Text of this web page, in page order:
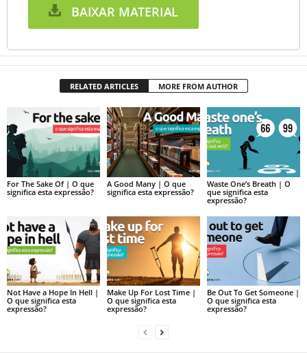
BAIXAR MATERIAL
RELATED ARTICLES MORE FROM AUTHOR
For The Sake Of | O que
significa esta expressão?
A Good Many | O que
significa esta expressão?
Waste One’s Breath | O
que significa esta
expressão?
Not Have a Hope In Hell |
O que significa esta
expressão?
Make Up For Lost Time |
O que significa esta
expressão?
Be Out To Get Someone |
O que significa esta
expressão?